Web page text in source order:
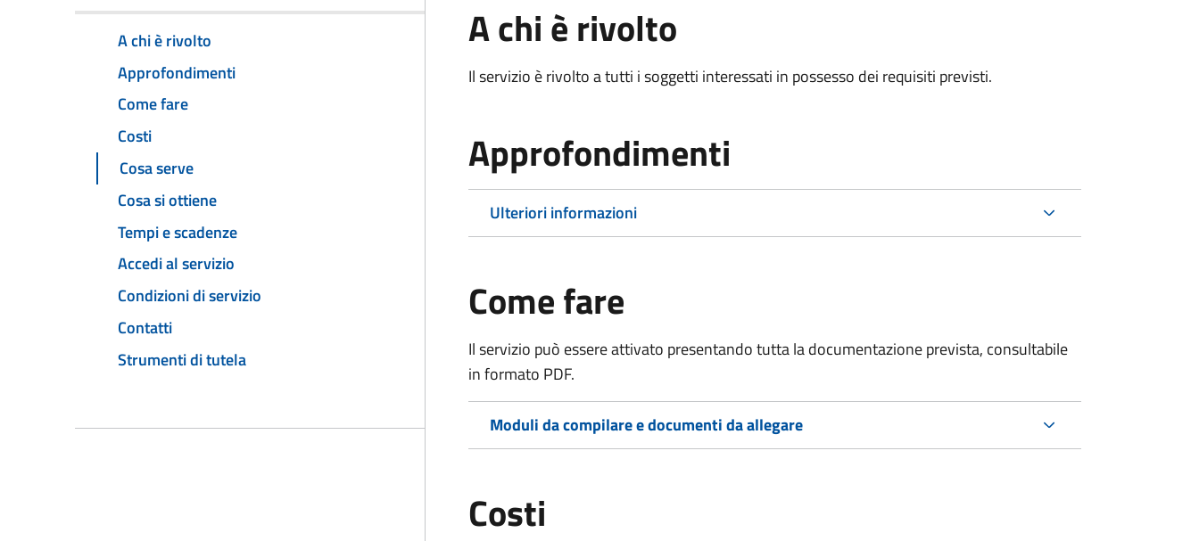
A chi è rivolto
Approfondimenti
Come fare
Costi
Cosa serve
Cosa si ottiene
Tempi e scadenze
Accedi al servizio
Condizioni di servizio
Contatti
Strumenti di tutela
A chi è rivolto
Il servizio è rivolto a tutti i soggetti interessati in possesso dei requisiti previsti.
Approfondimenti
Ulteriori informazioni
Come fare
Il servizio può essere attivato presentando tutta la documentazione prevista, consultabile
in formato PDF.
Moduli da compilare e documenti da allegare
Costi